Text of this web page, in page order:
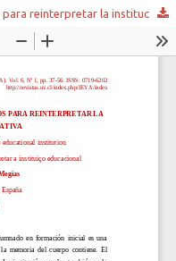
Los lenguajes del cuerpo. Escenarios para reinterpretar la institución educativa